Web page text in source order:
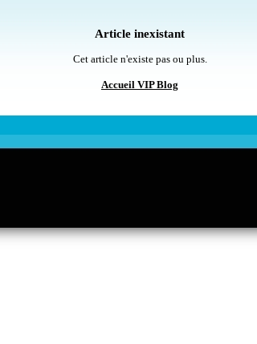
Article inexistant
Cet article n'existe pas ou plus.
Accueil VIP Blog